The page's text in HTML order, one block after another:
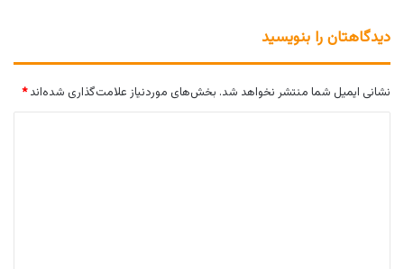
دیدگاهتان را بنویسید
نشانی ایمیل شما منتشر نخواهد شد. بخش‌های موردنیاز علامت‌گذاری شده‌اند*